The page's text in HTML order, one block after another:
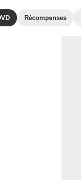
Récompenses